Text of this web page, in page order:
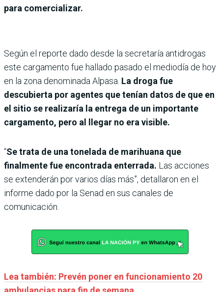
para comercializar.
Según el reporte dado desde la secretaría antidrogas
este cargamento fue hallado pasado el mediodía de hoy
en la zona denominada Alpasa. La droga fue
descubierta por agentes que tenían datos de que en
el sitio se realizaría la entrega de un importante
cargamento, pero al llegar no era visible.
“Se trata de una tonelada de marihuana que
finalmente fue encontrada enterrada. Las acciones
se extenderán por varios días más”, detallaron en el
informe dado por la Senad en sus canales de
comunicación.
Lea también: Prevén poner en funcionamiento 20